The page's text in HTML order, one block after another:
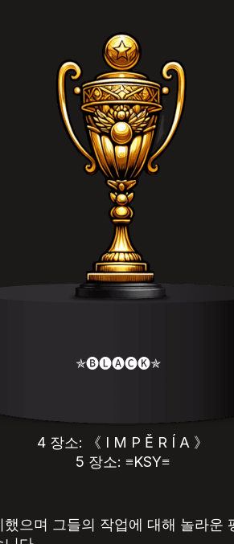
✯🅑🅛🅐🅒🅚✯
4 장소: 《 I M P Ě R Í A 》
5 장소: ≡KSY≡
으며 그들의 작업에 대해 놀라운